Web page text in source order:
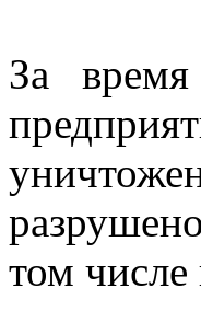
За
том